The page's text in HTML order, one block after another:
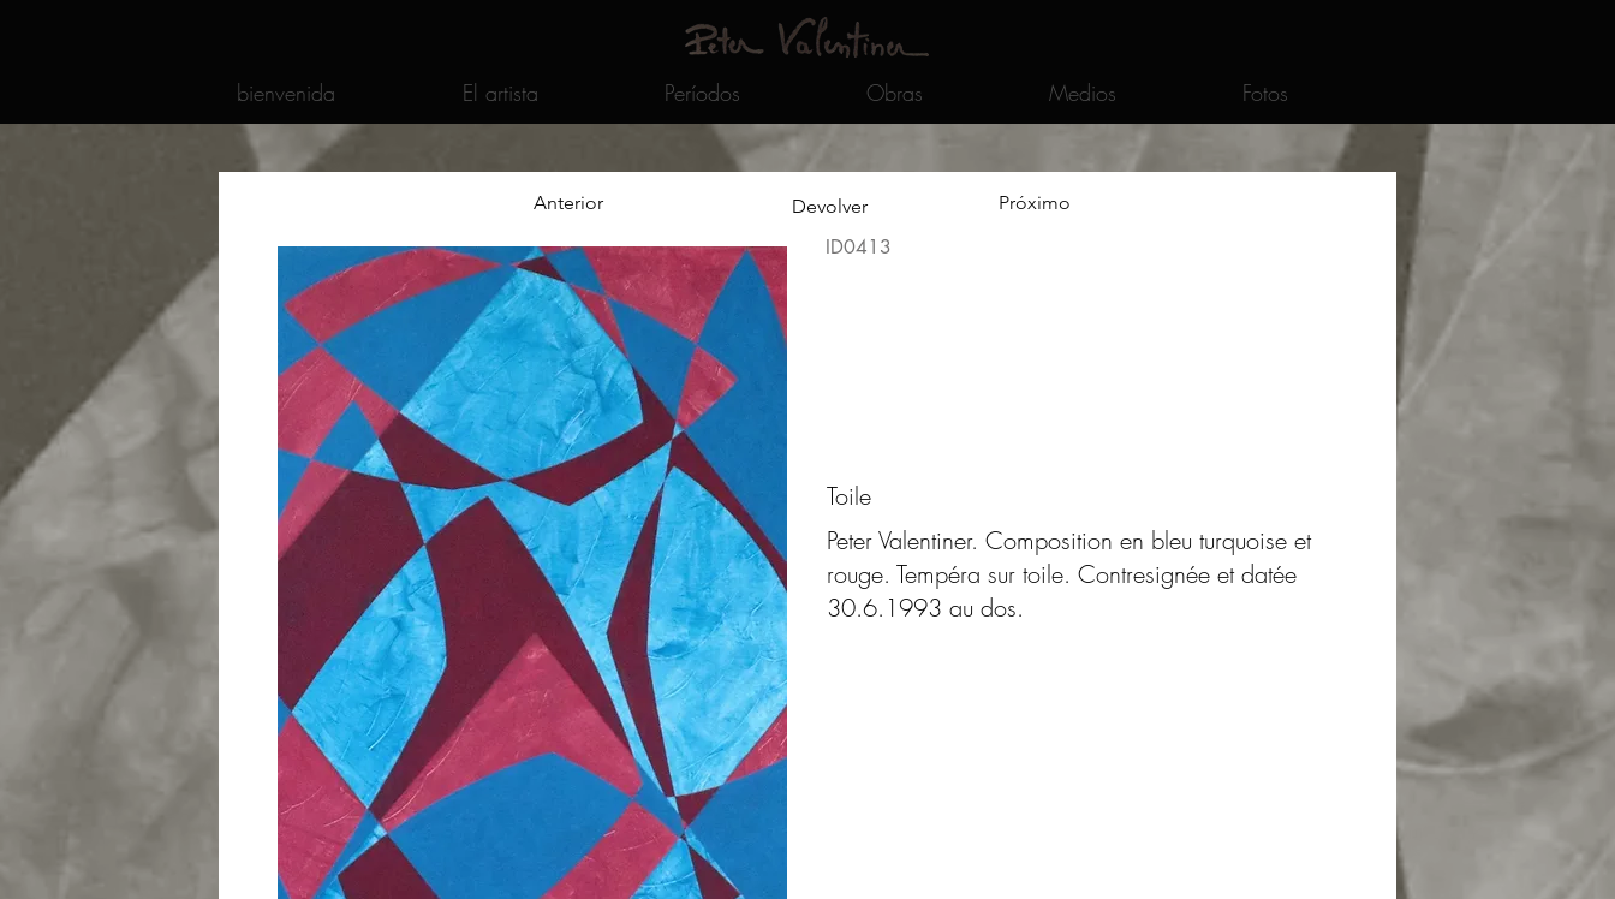
bienvenida El artista Períodos Obras Medios Fotos
Anterior Devolver Próximo
ID0413
Toile
Peter Valentiner. Composition en bleu turquoise et
rouge. Tempéra sur toile. Contresignée et datée
30.6.1993 au dos.